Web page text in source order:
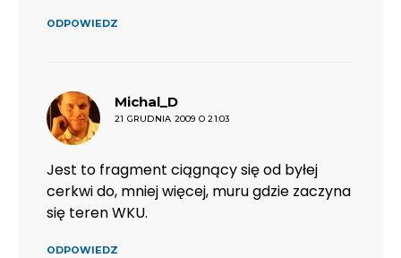
ODPOWIEDZ
Michal_D
21 GRUDNIA 2009 O 21:03
Jest to fragment ciągnący się od byłej
cerkwi do, mniej więcej, muru gdzie zaczyna
się teren WKU.
ODPOWIEDZ